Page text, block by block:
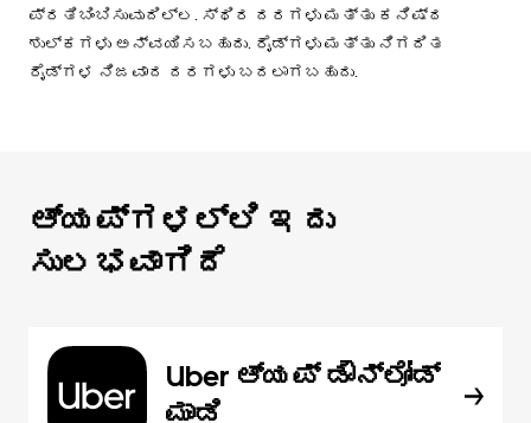
ಪ್ರತಿಬಿಂಬಿಸುವುದಿಲ್ಲ. ಸ್ಥಿರ ದರಗಳು ಮತ್ತು ಕನಿಷ್ಠ
ಶುಲ್ಕಗಳು ಅನ್ವಯಿಸಬಹುದು. ರೈಡ್‌ಗಳು ಮತ್ತು ನಿಗದಿತ
ರೈಡ್‌ಗಳ ನಿಜವಾದ ದರಗಳು ಬದಲಾಗಬಹುದು.
ಆ್ಯಪ್‌‌ಗಳಲ್ಲಿ ಇದು
ಸುಲಭವಾಗಿದೆ
Uber ಆ್ಯಪ್‍ ಡೌನ್‌ಲೋಡ್
ಮಾಡಿ